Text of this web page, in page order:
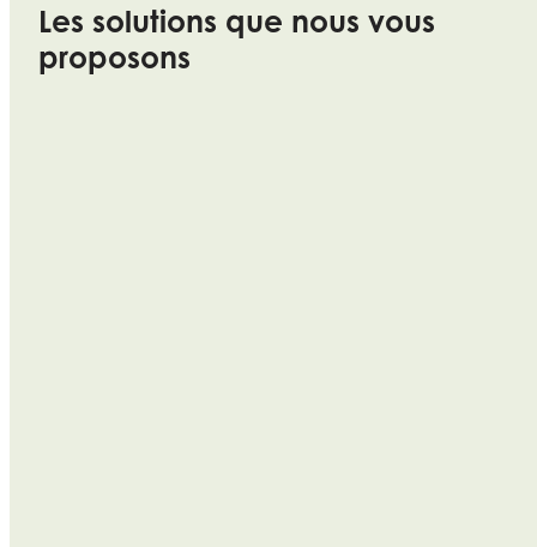
Les solutions que nous vous
proposons